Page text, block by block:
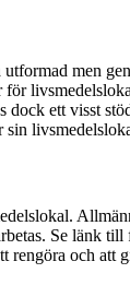
men
ett visst
Se länk
rengöra och att